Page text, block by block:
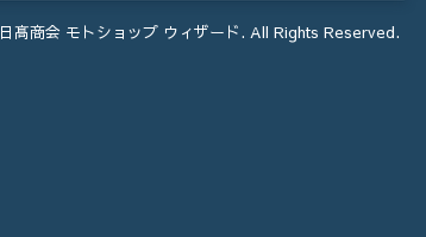
日髙商会 モトショップ ウィザード. All Rights Reserved.